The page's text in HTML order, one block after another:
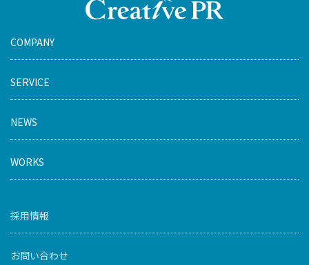
COMPANY
SERVICE
NEWS
WORKS
採用情報
お問い合わせ